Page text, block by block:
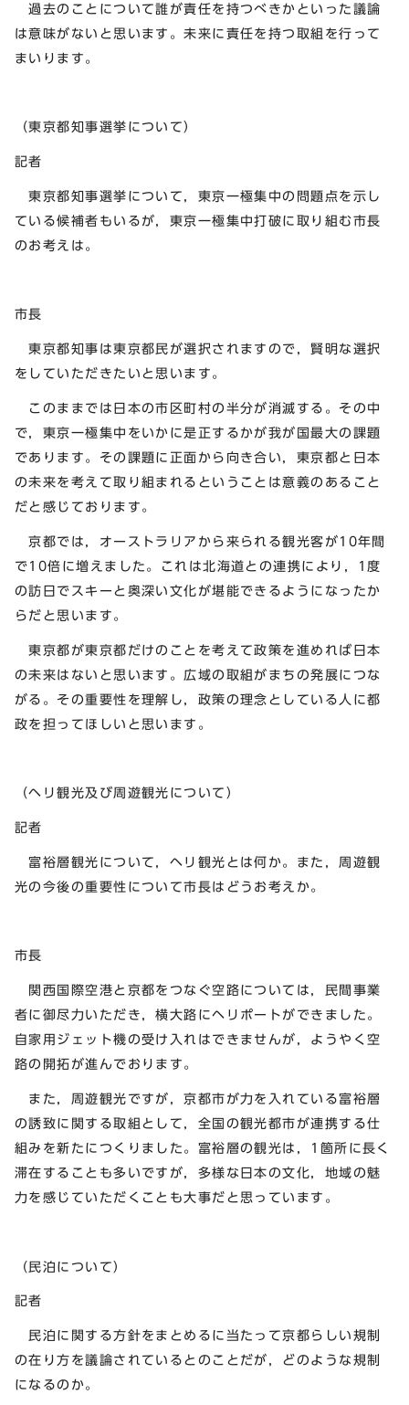
過去のことについて誰が責任を持つべきかといった議論
は意味がないと思います。未来に責任を持つ取組を行って
まいります。
（東京都知事選挙について）
記者
東京都知事選挙について，東京一極集中の問題点を示し
ている候補者もいるが，東京一極集中打破に取り組む市長
のお考えは。
市長
東京都知事は東京都民が選択されますので，賢明な選択
をしていただきたいと思います。
このままでは日本の市区町村の半分が消滅する。その中
で，東京一極集中をいかに是正するかが我が国最大の課題
であります。その課題に正面から向き合い，東京都と日本
の未来を考えて取り組まれるということは意義のあること
だと感じております。
京都では，オーストラリアから来られる観光客が10年間
で10倍に増えました。これは北海道との連携により，1度
の訪日でスキーと奥深い文化が堪能できるようになったか
らだと思います。
東京都が東京都だけのことを考えて政策を進めれば日本
の未来はないと思います。広域の取組がまちの発展につな
がる。その重要性を理解し，政策の理念としている人に都
政を担ってほしいと思います。
（ヘリ観光及び周遊観光について）
記者
富裕層観光について，ヘリ観光とは何か。また，周遊観
光の今後の重要性について市長はどうお考えか。
市長
関西国際空港と京都をつなぐ空路については，民間事業
者に御尽力いただき，横大路にヘリポートができました。
自家用ジェット機の受け入れはできませんが，ようやく空
路の開拓が進んでおります。
また，周遊観光ですが，京都市が力を入れている富裕層
の誘致に関する取組として，全国の観光都市が連携する仕
組みを新たにつくりました。富裕層の観光は，1箇所に長く
滞在することも多いですが，多様な日本の文化，地域の魅
力を感じていただくことも大事だと思っています。
（民泊について）
記者
民泊に関する方針をまとめるに当たって京都らしい規制
の在り方を議論されているとのことだが，どのような規制
になるのか。